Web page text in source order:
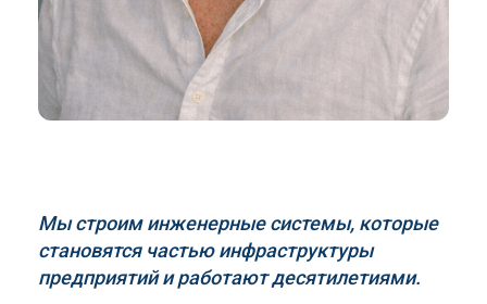
Мы строим инженерные системы, которые
становятся частью инфраструктуры
предприятий и работают десятилетиями.